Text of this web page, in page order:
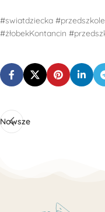
#swiatdziecka
#żłobekKontancin
Nowsze